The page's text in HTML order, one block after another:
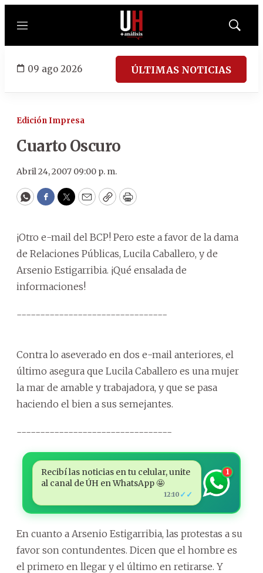
Menú
Mostrar
09 ago 2026 ÚLTIMAS NOTICIAS
Edición Impresa
Cuarto Oscuro
Abril 24, 2007 09:00 p. m.
WhatsApp
Facebook
Twitter
EmailCopyPrint
¡Otro e-mail del BCP! Pero este a favor de la dama
de Relaciones Públicas, Lucila Caballero, y de
Arsenio Estigarribia. ¡Qué ensalada de
informaciones!
--------------------------------
Contra lo aseverado en dos e-mail anteriores, el
último asegura que Lucila Caballero es una mujer
la mar de amable y trabajadora, y que se pasa
haciendo el bien a sus semejantes.
---------------------------------
Recibí las noticias en tu celular, unite
al canal de ÚH en WhatsApp 🤩
12:10 ✓✓
1
En cuanto a Arsenio Estigarribia, las protestas a su
favor son contundentes. Dicen que el hombre es
el primero en llegar y el último en retirarse. Y